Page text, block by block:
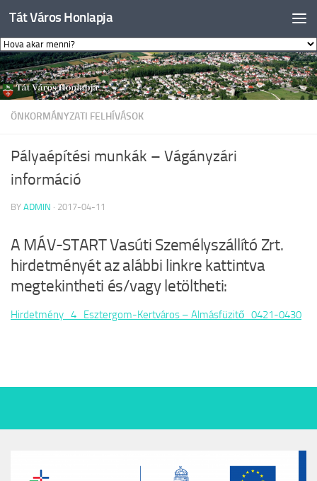
Skip to content
Tát Város Honlapja
ÖNKORMÁNYZATI FELHÍVÁSOK
Pályaépítési munkák – Vágányzári
információ
BY ADMIN · 2017-04-11
A MÁV-START Vasúti Személyszállító Zrt.
hirdetményét az alábbi linkre kattintva
megtekintheti és/vagy letöltheti:
Hirdetmény_4_Esztergom-Kertváros – Almásfüzitő_0421-0430